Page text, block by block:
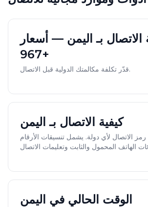
الاتصال بـ اليمن — أسعار
+967
قدّر تكلفة مكالمتك الدولية قبل الاتصال.
كيفية الاتصال بـ اليمن
الاتصال لأي دولة. يشمل تنسيقات الأرقام
الوقت الحالي في اليمن